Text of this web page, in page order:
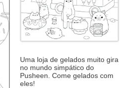
Uma loja de gelados muito gira
no mundo simpático do
Pusheen. Come gelados com
eles!